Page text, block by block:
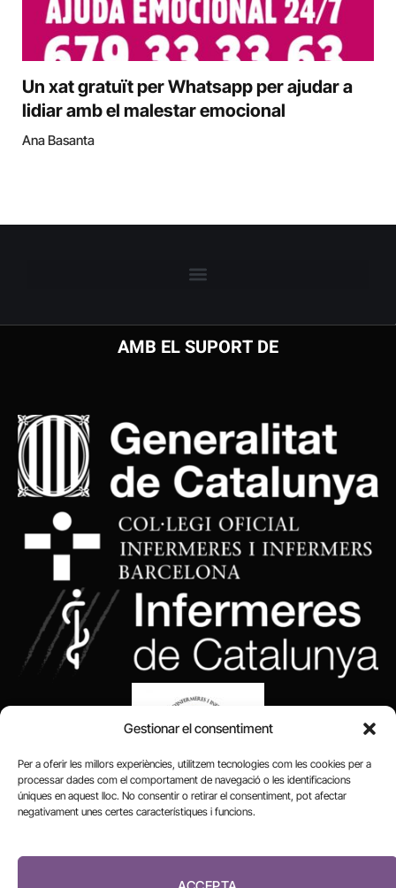
Gestionar el consentiment
Per a oferir les millors experiències, utilitzem tecnologies com les cookies per a
processar dades com el comportament de navegació o les identificacions
úniques en aquest lloc. No consentir o retirar el consentiment, pot afectar
negativament unes certes característiques i funcions.
Un xat gratuït per Whatsapp per ajudar a
lidiar amb el malestar emocional
Ana Basanta
AMB EL SUPORT DE
FUNDACIÓ